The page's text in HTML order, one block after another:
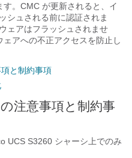
。CMC が更新されると、イ
シュされる前に認証されま
ェアはフラッシュされませ
アへの不正アクセスを防止し
と制約事項
注意事項と制約事
UCS S3260 シャーシ 上でのみ